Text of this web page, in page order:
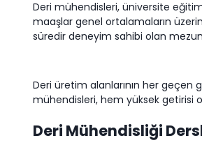
Deri mühendisleri, üniversite
maaşlar genel ortalamaların
süredir deneyim sahibi olan
Deri üretim alanlarının her geçen
mühendisleri, hem yüksek getirisi
Deri Mühendisliği